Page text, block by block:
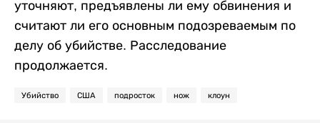
уточняют, предъявлены ли ему обвинения и
считают ли его основным подозреваемым по
делу об убийстве. Расследование
продолжается.
Убийство США подросток нож клоун